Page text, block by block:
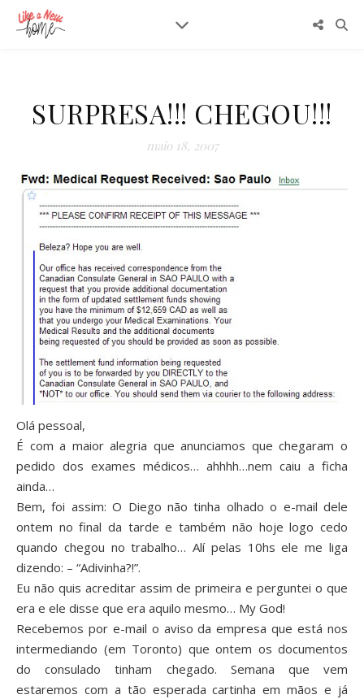
SURPRESA!!! CHEGOU!!!
maio 18, 2007
Olá pessoal,
É com a maior alegria que anunciamos que chegaram o
pedido dos exames médicos… ahhhh…nem caiu a ficha
ainda…
Bem, foi assim: O Diego não tinha olhado o e-mail dele
ontem no final da tarde e também não hoje logo cedo
quando chegou no trabalho… Alí pelas 10hs ele me liga
dizendo: – “Adivinha?!”.
Eu não quis acreditar assim de primeira e perguntei o que
era e ele disse que era aquilo mesmo… My God!
Recebemos por e-mail o aviso da empresa que está nos
intermediando (em Toronto) que ontem os documentos
do consulado tinham chegado. Semana que vem
estaremos com a tão esperada cartinha em mãos e já